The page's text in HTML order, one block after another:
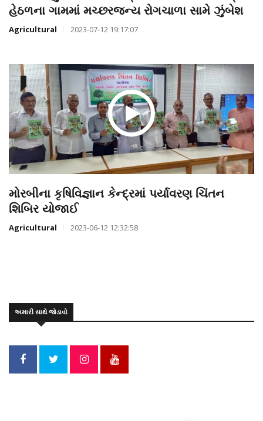
હેઠળના ગામમાં મચ્છરજન્ય રોગચાળા સામે ઝુંબેશ
Agricultural 2023-07-12 19:17:07
મોરબીના કૃષિવિજ્ઞાન કેન્દ્રમાં પર્યાવરણ ચિંતન
શિબિર યોજાઈ
Agricultural 2023-06-12 12:32:58
અમારી સાથે જોડાવો